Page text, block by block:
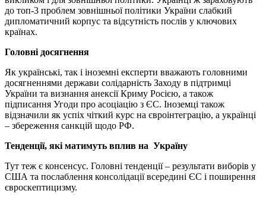
до топ-3 проблем зовнішньої політики України слабкий
дипломатичний корпус та відсутність послів у ключових
країнах.
Головні досягнення
Як українські, так і іноземні експерти вважають головними
досягненнями держави солідарність Заходу в підтримці
України та визнання анексії Криму Росією, а також
підписання Угоди про асоціацію з ЄС. Іноземці також
відзначили як успіх чіткий курс на євроінтеграцію, а українці
– збереження санкцій щодо РФ.
Тенденції, які матимуть вплив на Україну
Тут теж є консенсус. Головні тенденції – результати виборів у
США та послаблення консолідації всередині ЄС і поширення
євроскептицизму.